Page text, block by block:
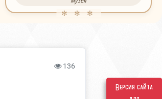
Версия сайта
136